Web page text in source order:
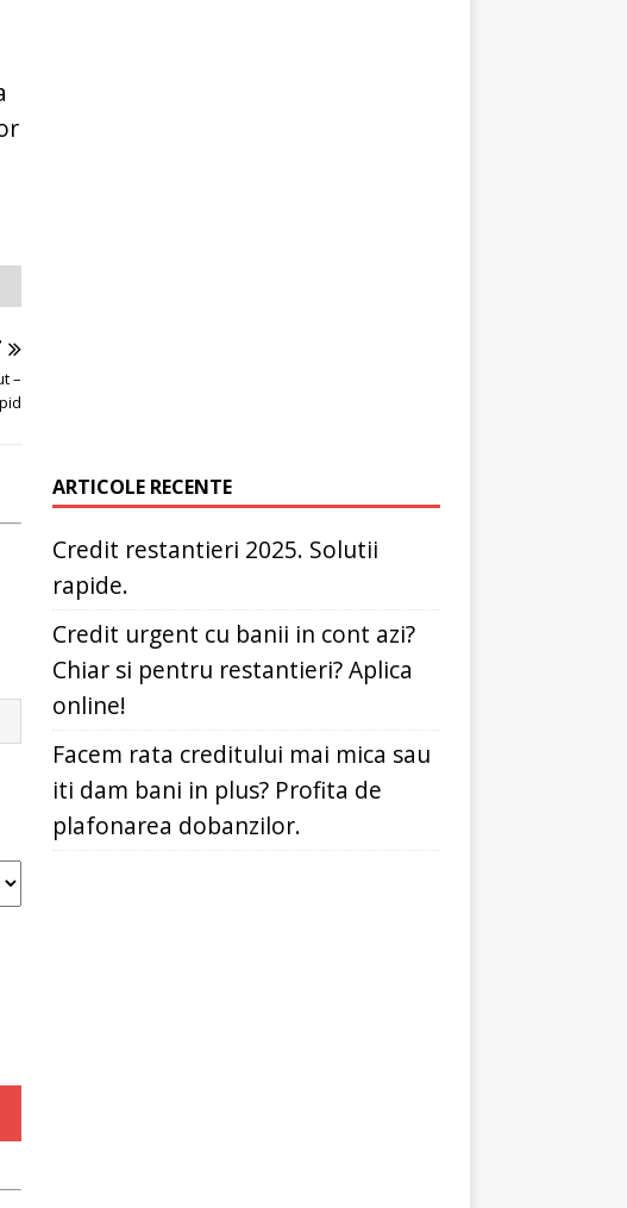
–
ARTICOLE RECENTE
Credit restantieri 2025. Solutii
rapide.
Credit urgent cu banii in cont azi?
Chiar si pentru restantieri? Aplica
online!
Facem rata creditului mai mica sau
iti dam bani in plus? Profita de
plafonarea dobanzilor.